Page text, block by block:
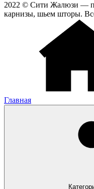
2022 © Сити Жалюзи —
карнизы, шьем шторы.
Главная